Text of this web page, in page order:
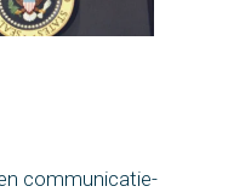
communicatie-